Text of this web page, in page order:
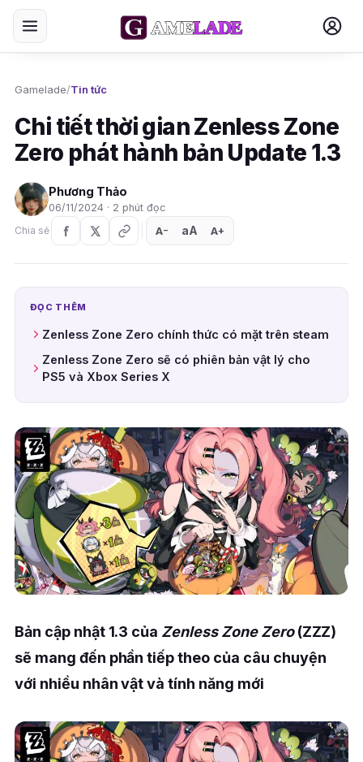
Gamelade/Tin tức
Chi tiết thời gian Zenless Zone
Zero phát hành bản Update 1.3
Phương Thảo
06/11/2024 · 2 phút đọc
Chia sẻ
A− aA A+
ĐỌC THÊM
Zenless Zone Zero chính thức có mặt trên steam
Zenless Zone Zero sẽ có phiên bản vật lý cho
PS5 và Xbox Series X
Bản cập nhật 1.3 của Zenless Zone Zero(ZZZ)
sẽ mang đến phần tiếp theo của câu chuyện
với nhiều nhân vật và tính năng mới